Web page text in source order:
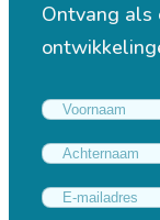
Ontvang als